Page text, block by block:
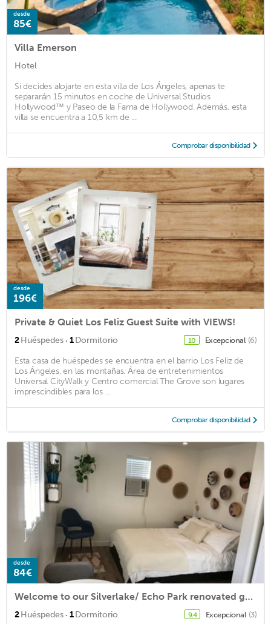
desde
85€
Villa Emerson
Hotel
Si decides alojarte en esta villa de Los Ángeles, apenas te
separarán 15 minutos en coche de Universal Studios
Hollywood™ y Paseo de la Fama de Hollywood. Además, esta
villa se encuentra a 10,5 km de ...
Comprobar disponibilidad
desde
196€
Private & Quiet Los Feliz Guest Suite with VIEWS!
2Huéspedes · 1Dormitorio 10 Excepcional (6)
Esta casa de huéspedes se encuentra en el barrio Los Feliz de
Los Ángeles, en las montañas. Área de entretenimientos
Universal CityWalk y Centro comercial The Grove son lugares
imprescindibles para los ...
Comprobar disponibilidad
desde
84€
Welcome to our Silverlake/ Echo Park renovated guest studio
2Huéspedes · 1Dormitorio 9.4 Excepcional (3)